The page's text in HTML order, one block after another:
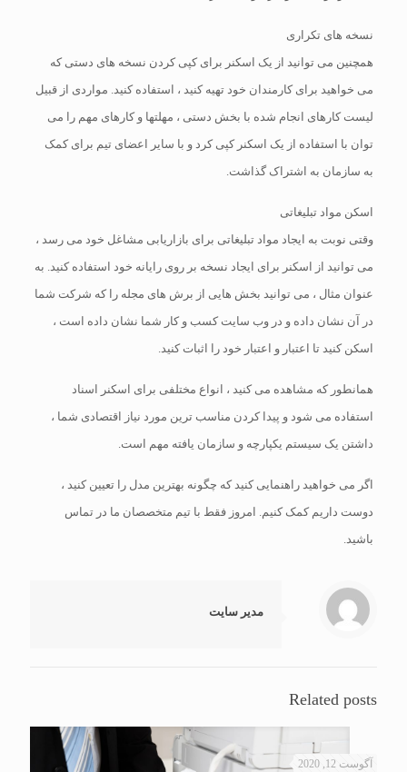
نسخه های تکراری
همچنین می توانید از یک اسکنر برای کپی کردن نسخه های دستی که
می خواهید برای کارمندان خود تهیه کنید ، استفاده کنید. مواردی از قبیل
لیست کارهای انجام شده با بخش دستی ، مهلتها و کارهای مهم را می
توان با استفاده از یک اسکنر کپی کرد و با سایر اعضای تیم برای کمک
به سازمان به اشتراک گذاشت.
اسکن مواد تبلیغاتی
وقتی نوبت به ایجاد مواد تبلیغاتی برای بازاریابی مشاغل خود می رسد ،
می توانید از اسکنر برای ایجاد نسخه بر روی رایانه خود استفاده کنید. به
عنوان مثال ، می توانید بخش هایی از برش های مجله را که شرکت شما
در آن نشان داده و در وب سایت کسب و کار شما نشان داده است ،
اسکن کنید تا اعتبار و اعتبار خود را اثبات کنید.
همانطور که مشاهده می کنید ، انواع مختلفی برای اسکنر اسناد
استفاده می شود و پیدا کردن مناسب ترین مورد نیاز اقتصادی شما ،
داشتن یک سیستم یکپارچه و سازمان یافته مهم است.
اگر می خواهید راهنمایی کنید که چگونه بهترین مدل را تعیین کنید ،
دوست داریم کمک کنیم. امروز فقط با تیم متخصصان ما در تماس
باشید.
مدیر سایت
Related posts
آگوست 12, 2020